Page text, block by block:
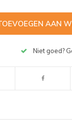
AAN
Niet goed?